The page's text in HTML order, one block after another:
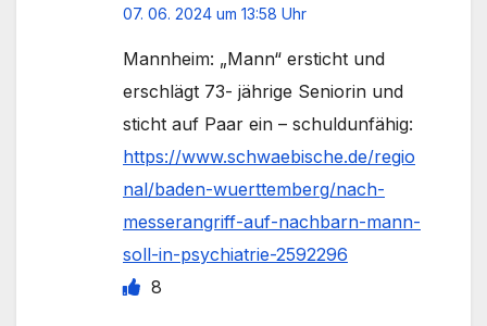
07. 06. 2024 um 13:58 Uhr
Mannheim: „Mann“ ersticht und
erschlägt 73- jährige Seniorin und
sticht auf Paar ein – schuldunfähig:
https://www.schwaebische.de/regio
nal/baden-wuerttemberg/nach-
messerangriff-auf-nachbarn-mann-
soll-in-psychiatrie-2592296
8